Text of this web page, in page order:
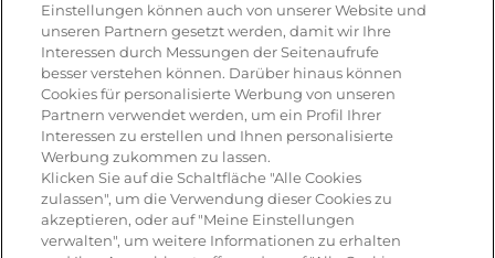
Ricottahat beiGalbanieinelange
Tradition in der italienischen
Käsekunst. Alsleichter,
mild‑cremiger Frischkäsewird er
nach einemklassischen Verfahren
hergestellt, dasseit Generationen
in Italien angewendet wird.
1. Molke vorbereiten
Einstellungen können auch von unserer Website und
unseren Partnern gesetzt werden, damit wir Ihre
Interessen durch Messungen der Seitenaufrufe
besser verstehen können. Darüber hinaus können
Cookies für personalisierte Werbung von unseren
Partnern verwendet werden, um ein Profil Ihrer
Interessen zu erstellen und Ihnen personalisierte
Werbung zukommen zu lassen.
Klicken Sie auf die Schaltfläche "Alle Cookies
zulassen", um die Verwendung dieser Cookies zu
akzeptieren, oder auf "Meine Einstellungen
verwalten", um weitere Informationen zu erhalten